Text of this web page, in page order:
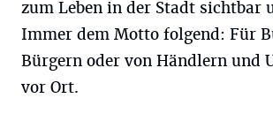
zum Leben in der Stadt sichtbar
Immer dem Motto folgend: Für
Bürgern oder von Händlern und
vor Ort.